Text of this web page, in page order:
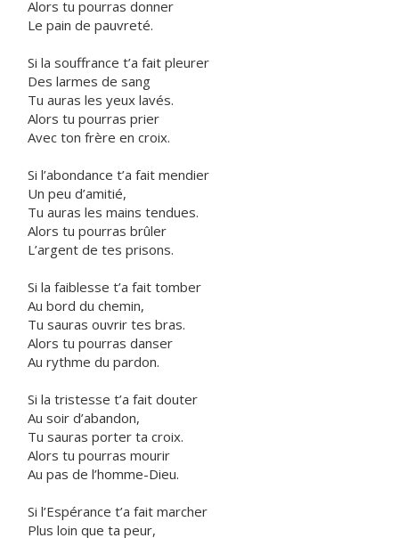
Alors tu pourras donner
Le pain de pauvreté.
Si la souffrance t’a fait pleurer
Des larmes de sang
Tu auras les yeux lavés.
Alors tu pourras prier
Avec ton frère en croix.
Si l’abondance t’a fait mendier
Un peu d’amitié,
Tu auras les mains tendues.
Alors tu pourras brûler
L’argent de tes prisons.
Si la faiblesse t’a fait tomber
Au bord du chemin,
Tu sauras ouvrir tes bras.
Alors tu pourras danser
Au rythme du pardon.
Si la tristesse t’a fait douter
Au soir d’abandon,
Tu sauras porter ta croix.
Alors tu pourras mourir
Au pas de l’homme-Dieu.
Si l’Espérance t’a fait marcher
Plus loin que ta peur,